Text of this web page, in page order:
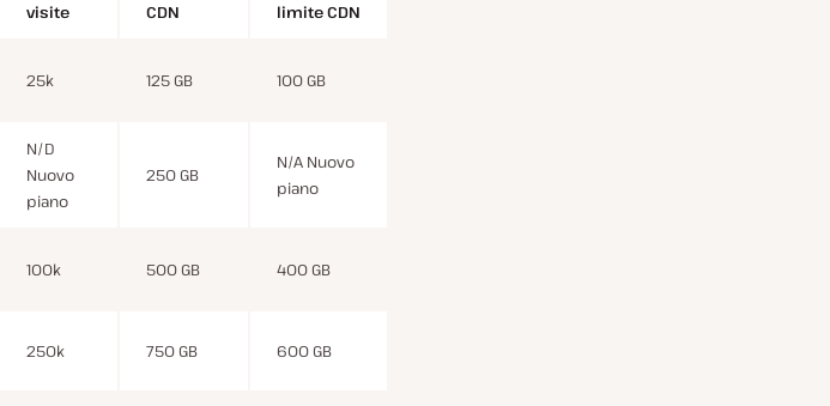
visite
CDN
limite CDN
25k 125 GB 100 GB
N/D
Nuovo
piano
250 GB
N/A Nuovo
piano
100k 500 GB 400 GB
250k 750 GB 600 GB